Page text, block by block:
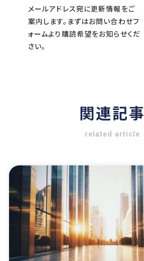
メールアドレス宛に更新情報をご
案内します。まずはお問い合わせフ
ォームより購読希望をお知らせくだ
さい。
関連記事
related article